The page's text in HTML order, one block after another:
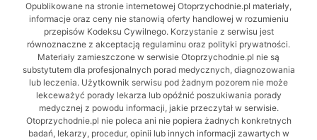
Opublikowane na stronie internetowej Otoprzychodnie.pl materiały,
informacje oraz ceny nie stanowią oferty handlowej w rozumieniu
przepisów Kodeksu Cywilnego. Korzystanie z serwisu jest
równoznaczne z akceptacją regulaminu oraz polityki prywatności.
Materiały zamieszczone w serwisie Otoprzychodnie.pl nie są
substytutem dla profesjonalnych porad medycznych, diagnozowania
lub leczenia. Użytkownik serwisu pod żadnym pozorem nie może
lekceważyć porady lekarza lub opóźnić poszukiwania porady
medycznej z powodu informacji, jakie przeczytał w serwisie.
Otoprzychodnie.pl nie poleca ani nie popiera żadnych konkretnych
badań, lekarzy, procedur, opinii lub innych informacji zawartych w